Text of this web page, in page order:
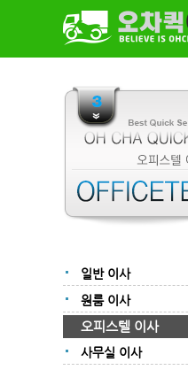
일반 이사
원룸 이사
오피스텔 이사
사무실 이사